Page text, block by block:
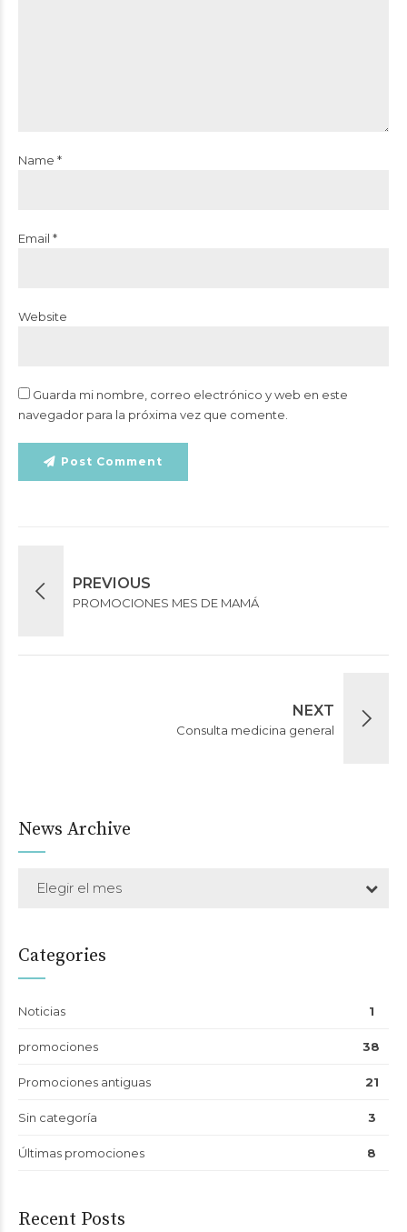
Name *
Email *
Website
Guarda mi nombre, correo electrónico y web en este
navegador para la próxima vez que comente.
Post Comment
PREVIOUS
PROMOCIONES MES DE MAMÁ
NEXT
Consulta medicina general
News Archive
Elegir el mes
Categories
Noticias 1
promociones 38
Promociones antiguas 21
Sin categoría 3
Últimas promociones 8
Recent Posts